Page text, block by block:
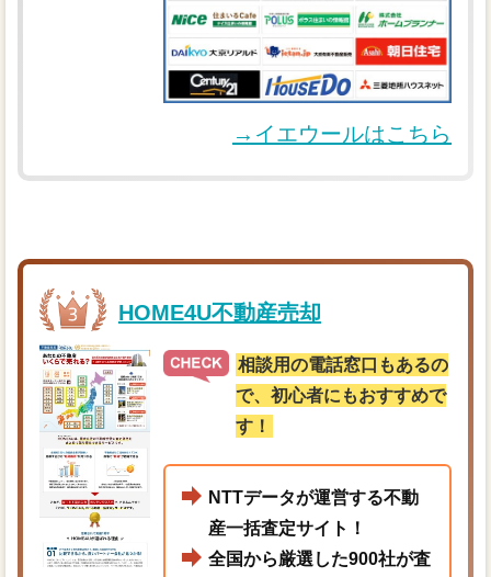
→イエウールはこちら
HOME4U不動産売却
相談用の電話窓口もあるの
で、初心者にもおすすめで
す！
NTTデータが運営する不動
産一括査定サイト！
全国から厳選した900社が査